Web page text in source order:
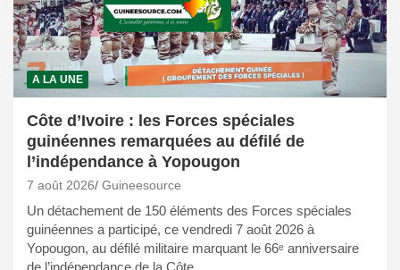
A LA UNE
Côte d’Ivoire : les Forces spéciales
guinéennes remarquées au défilé de
l’indépendance à Yopougon
7 août 2026 Guineesource
Un détachement de 150 éléments des Forces spéciales
guinéennes a participé, ce vendredi 7 août 2026 à
Yopougon, au défilé militaire marquant le 66ᵉ anniversaire
de l’indépendance de la Côte…